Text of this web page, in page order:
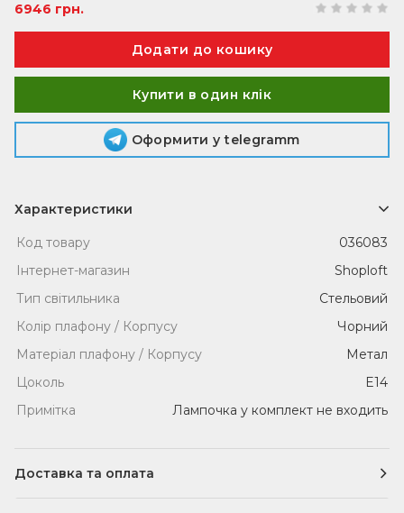
6946 грн.
Купити в один клік
Оформити у telegramm
Характеристики
Код товару
036083
Інтернет-магазин
Shoploft
Тип світильника
Стельовий
Колір плафону / Корпусу
Чорний
Матеріал плафону / Корпусу
Метал
Цоколь
E14
Примітка
Лампочка у комплект не входить
Доставка та оплата